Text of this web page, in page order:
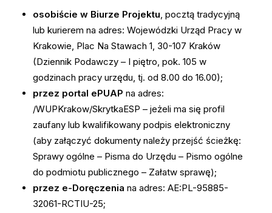
osobiście w Biurze Projektu, pocztą tradycyjną
lub kurierem na adres: Wojewódzki Urząd Pracy w
Krakowie, Plac Na Stawach 1, 30-107 Kraków
(Dziennik Podawczy – I piętro, pok. 105 w
godzinach pracy urzędu, tj. od 8.00 do 16.00);
przez portal ePUAP na adres:
/WUPKrakow/SkrytkaESP – jeżeli ma się profil
zaufany lub kwalifikowany podpis elektroniczny
(aby załączyć dokumenty należy przejść ścieżkę:
Sprawy ogólne – Pisma do Urzędu – Pismo ogólne
do podmiotu publicznego – Załatw sprawę);
przez e-Doręczenia na adres: AE:PL-95885-
32061-RCTIU-25;